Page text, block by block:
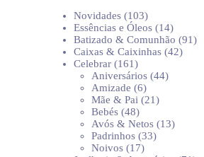
Novidades 103103
produtos
Essências e Óleos 1414
produtos
Batizado & Comunhão 9191
Caixas & Caixinhas 4242
Celebrar 161161
produtos
Aniversários 4444
Amizade 66
produtos
Mãe & Pai 2121
Bebés 4848
produtos
Avós & Netos 1313
Padrinhos 3333
Noivos 1717